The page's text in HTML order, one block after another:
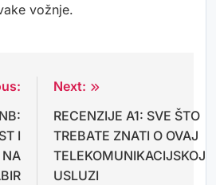
vožnje.
I
Next:
RECENZIJE A1: SVE ŠTO
TREBATE ZNATI O OVAJ
TELEKOMUNIKACIJSKOJ
USLUZI